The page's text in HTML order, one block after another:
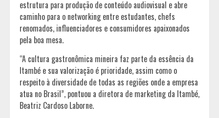
estrutura para produção de conteúdo audiovisual e abre
caminho para o networking entre estudantes, chefs
renomados, influenciadores e consumidores apaixonados
pela boa mesa.
“A cultura gastronômica mineira faz parte da essência da
Itambé e sua valorização é prioridade, assim como o
respeito à diversidade de todas as regiões onde a empresa
atua no Brasil”, pontuou a diretora de marketing da Itambé,
Beatriz Cardoso Laborne.